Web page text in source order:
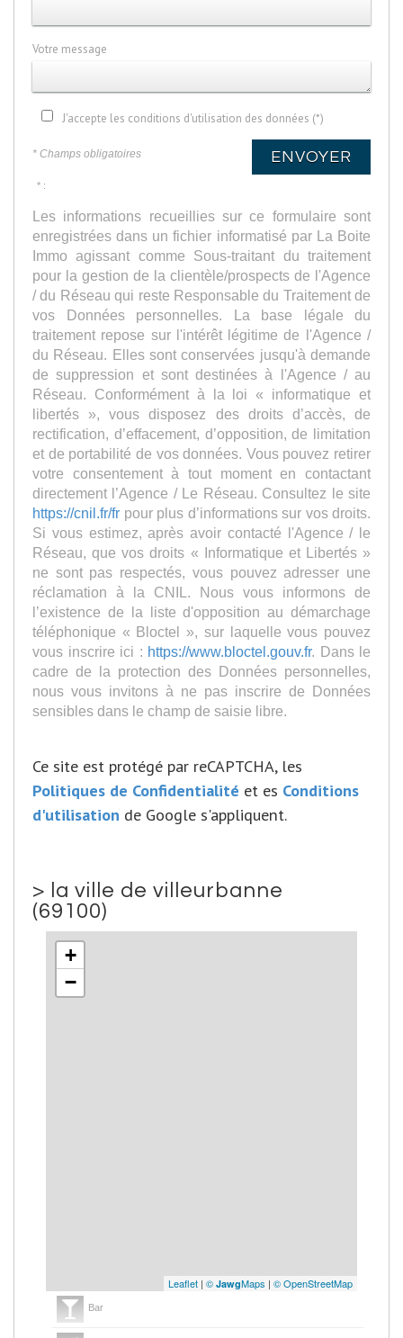
Votre message
J'accepte les conditions d'utilisation des données (*)
* Champs obligatoires ENVOYER
* :
Les informations recueillies sur ce formulaire sont
enregistrées dans un fichier informatisé par La Boite
Immo agissant comme Sous-traitant du traitement
pour la gestion de la clientèle/prospects de l'Agence
/ du Réseau qui reste Responsable du Traitement de
vos Données personnelles. La base légale du
traitement repose sur l'intérêt légitime de l'Agence /
du Réseau. Elles sont conservées jusqu'à demande
de suppression et sont destinées à l'Agence / au
Réseau. Conformément à la loi « informatique et
libertés », vous disposez des droits d’accès, de
rectification, d’effacement, d’opposition, de limitation
et de portabilité de vos données. Vous pouvez retirer
votre consentement à tout moment en contactant
directement l’Agence / Le Réseau. Consultez le site
https://cnil.fr/fr pour plus d’informations sur vos droits.
Si vous estimez, après avoir contacté l'Agence / le
Réseau, que vos droits « Informatique et Libertés »
ne sont pas respectés, vous pouvez adresser une
réclamation à la CNIL. Nous vous informons de
l’existence de la liste d'opposition au démarchage
téléphonique « Bloctel », sur laquelle vous pouvez
vous inscrire ici : https://www.bloctel.gouv.fr. Dans le
cadre de la protection des Données personnelles,
nous vous invitons à ne pas inscrire de Données
sensibles dans le champ de saisie libre.
Ce site est protégé par reCAPTCHA, les
Politiques de Confidentialité et es Conditions
d'utilisation de Google s'appliquent.
> la ville de villeurbanne
(69100)
+
−
Leaflet | © JawgMaps | © OpenStreetMap
Bar